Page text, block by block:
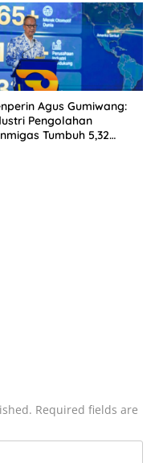
Agus Gumiwang:
Pengolahan
Tumbuh 5,32
Required fields are